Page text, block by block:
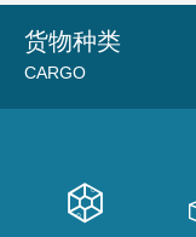
货物种类
CARGO